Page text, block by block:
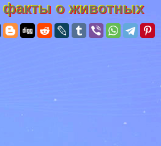
факты о животных